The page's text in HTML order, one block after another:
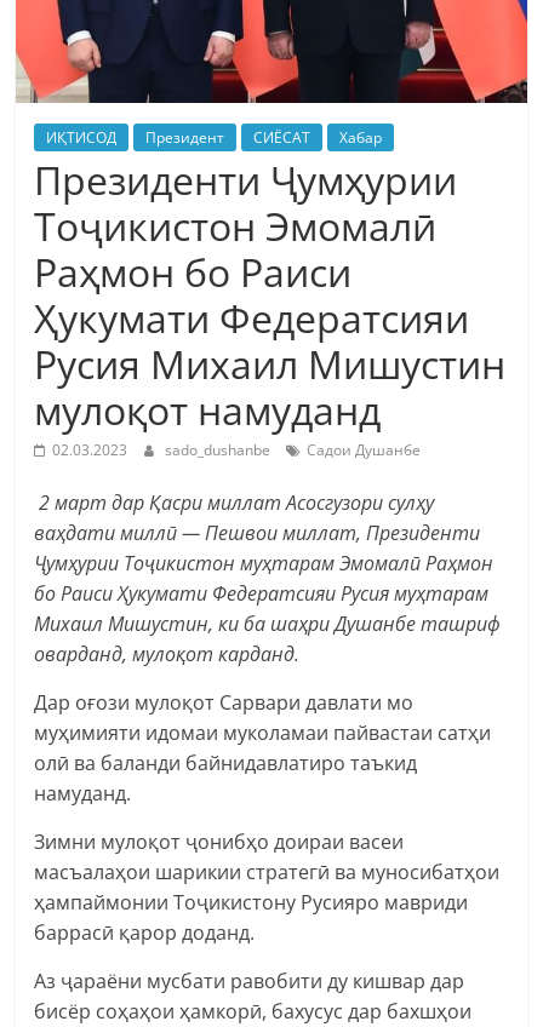
ИҚТИСОД Президент СИЁСАТ Хабар
Президенти Ҷумҳурии
Тоҷикистон Эмомалӣ
Раҳмон бо Раиси
Ҳукумати Федератсияи
Русия Михаил Мишустин
мулоқот намуданд
02.03.2023 sado_dushanbe Садои Душанбе
2 март дар Қасри миллат Асосгузори сулҳу
ваҳдати миллӣ — Пешвои миллат, Президенти
Ҷумҳурии Тоҷикистон муҳтарам Эмомалӣ Раҳмон
бо Раиси Ҳукумати Федератсияи Русия муҳтарам
Михаил Мишустин, ки ба шаҳри Душанбе ташриф
оварданд, мулоқот карданд.
Дар оғози мулоқот Сарвари давлати мо
муҳимияти идомаи муколамаи пайвастаи сатҳи
олӣ ва баланди байнидавлатиро таъкид
намуданд.
Зимни мулоқот ҷонибҳо доираи васеи
масъалаҳои шарикии стратегӣ ва муносибатҳои
ҳампаймонии Тоҷикистону Русияро мавриди
баррасӣ қарор доданд.
Аз ҷараёни мусбати равобити ду кишвар дар
бисёр соҳаҳои ҳамкорӣ, бахусус дар бахшҳои